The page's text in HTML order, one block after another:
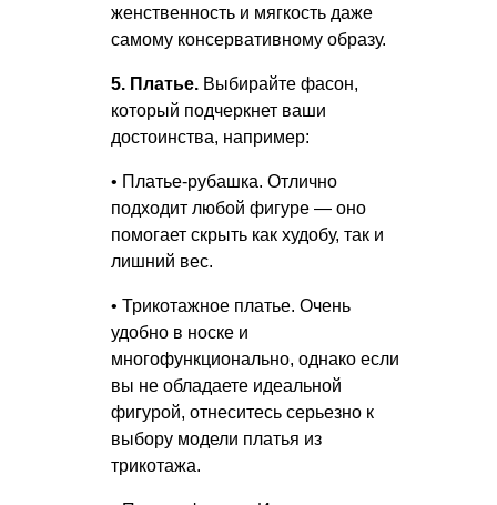
женственность и мягкость даже
самому консервативному образу.
5. Платье. Выбирайте фасон,
который подчеркнет ваши
достоинства, например:
• Платье-рубашка. Отлично
подходит любой фигуре — оно
помогает скрыть как худобу, так и
лишний вес.
• Трикотажное платье. Очень
удобно в носке и
многофункционально, однако если
вы не обладаете идеальной
фигурой, отнеситесь серьезно к
выбору модели платья из
трикотажа.